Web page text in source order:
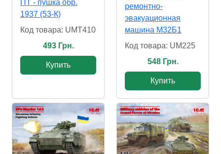
ПТ - пушка обр.
1937 (53-К)
Код товара: UMT410
493 Грн.
Купить
ремонтно-
эвакуационная
машина M32Б1
Код товара: UM225
548 Грн.
Купить